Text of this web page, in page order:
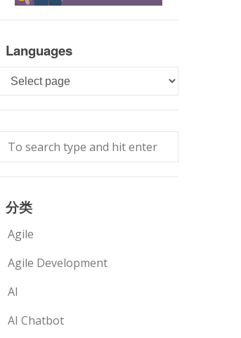
Languages
Languages
分类
Agile
Agile Development
AI
AI Chatbot